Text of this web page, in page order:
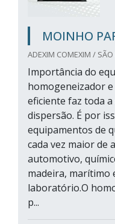
MOINHO
ADEXIM COMEXIM /
Importância do
homogeneizador
eficiente faz toda
dispersão. É por
equipamentos de
cada vez maior de
automotivo,
madeira, marítimo
laboratório.O
p...